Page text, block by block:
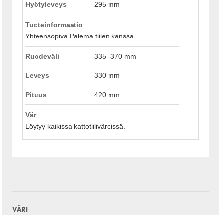
Hyötyleveys 295 mm
Tuoteinformaatio
Yhteensopiva Palema tiilen kanssa.
Ruodeväli 335 -370 mm
Leveys 330 mm
Pituus 420 mm
Väri
Löytyy kaikissa kattotiiliväreissä.
VÄRI